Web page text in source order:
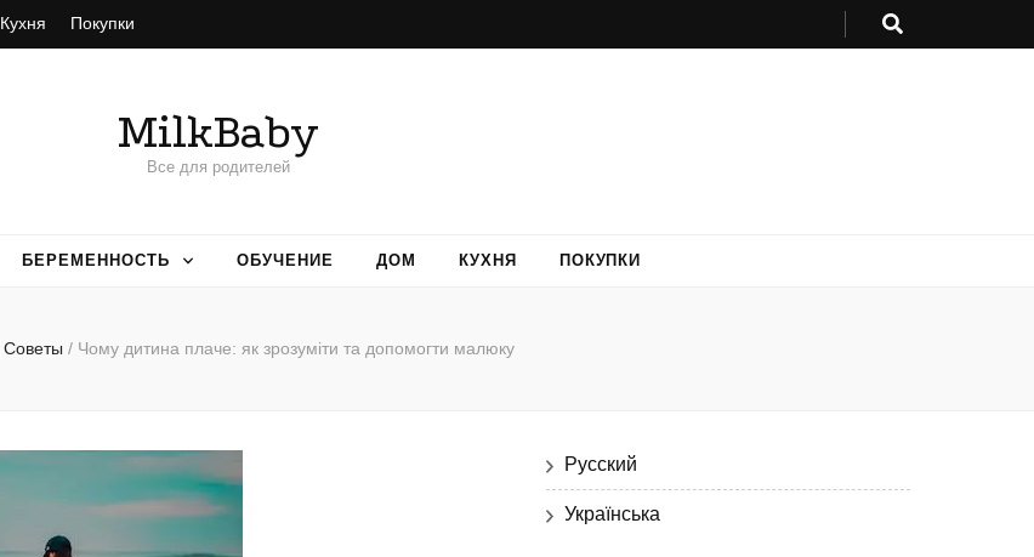
Кухня Покупки
MilkBaby
Все для родителей
БЕРЕМЕННОСТЬ ОБУЧЕНИЕ ДОМ КУХНЯ ПОКУПКИ
Советы / Чому дитина плаче: як зрозуміти та допомогти малюку
Русский
Українська